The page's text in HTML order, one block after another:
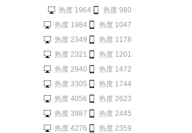
热度 980
热度 1964
热度 1047
热度 1984
热度 1178
热度 2349
热度 1201
热度 2321
热度 1472
热度 2940
热度 1744
热度 3305
热度 2623
热度 4056
热度 2445
热度 3987
热度 2359
热度 4276